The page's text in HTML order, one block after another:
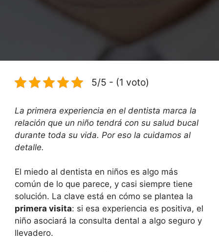
5/5 - (1 voto)
La primera experiencia en el dentista marca la
relación que un niño tendrá con su salud bucal
durante toda su vida. Por eso la cuidamos al
detalle.
El miedo al dentista en niños es algo más
común de lo que parece, y casi siempre tiene
solución. La clave está en cómo se plantea la
primera visita: si esa experiencia es positiva, el
niño asociará la consulta dental a algo seguro y
llevadero.